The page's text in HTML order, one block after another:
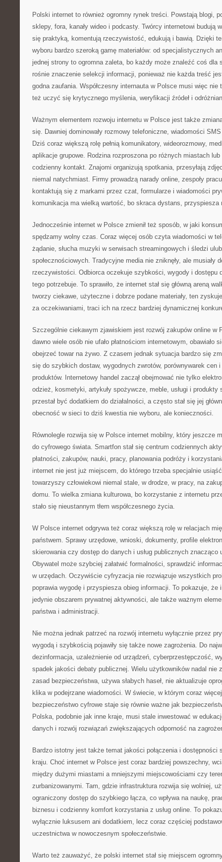
Polski internet to również ogromny rynek treści. Powstają blogi,
sklepy, fora, kanały wideo i podcasty. Twórcy internetowi budują
się praktyką, komentują rzeczywistość, edukują i bawią. Dzięki
wyboru bardzo szeroką gamę materiałów: od specjalistycznych
jednej strony to ogromna zaleta, bo każdy może znaleźć coś dla
rośnie znaczenie selekcji informacji, ponieważ nie każda treść
godna zaufania. Współczesny internauta w Polsce musi więc
też uczyć się krytycznego myślenia, weryfikacji źródeł i
Ważnym elementem rozwoju internetu w Polsce jest także
się. Dawniej dominowały rozmowy telefoniczne, wiadomości
Dziś coraz większą rolę pełnią komunikatory, wideorozmowy,
aplikacje grupowe. Rodzina rozproszona po różnych miastach
codzienny kontakt. Znajomi organizują spotkania, przesyłają
niemal natychmiast. Firmy prowadzą narady online, zespoły
kontaktują się z markami przez czat, formularze i wiadomości
komunikacja ma wielką wartość, bo skraca dystans, przyspiesza
Jednocześnie internet w Polsce zmienił też sposób, w jaki
spędzamy wolny czas. Coraz więcej osób czyta wiadomości w
żądanie, słucha muzyki w serwisach streamingowych i śledzi
społecznościowych. Tradycyjne media nie zniknęły, ale musiały
rzeczywistości. Odbiorca oczekuje szybkości, wygody i dostępu
tego potrzebuje. To sprawiło, że internet stał się główną areną
tworzy ciekawe, użyteczne i dobrze podane materiały, ten
za oczekiwaniami, traci ich na rzecz bardziej dynamicznej
Szczególnie ciekawym zjawiskiem jest rozwój zakupów online w
dawno wiele osób nie ufało płatnościom internetowym, obawiało
obejrzeć towar na żywo. Z czasem jednak sytuacja bardzo się
się do szybkich dostaw, wygodnych zwrotów, porównywarek cen
produktów. Internetowy handel zaczął obejmować nie tylko
odzież, kosmetyki, artykuły spożywcze, meble, usługi i
przestał być dodatkiem do działalności, a często stał się jej
obecność w sieci to dziś kwestia nie wyboru, ale konieczności.
Równolegle rozwija się w Polsce internet mobilny, który jeszcze
do cyfrowego świata. Smartfon stał się centrum codziennych
płatności, zakupów, nauki, pracy, planowania podróży i
internet nie jest już miejscem, do którego trzeba specjalnie
towarzyszy człowiekowi niemal stale, w drodze, w pracy, na
domu. To wielka zmiana kulturowa, bo korzystanie z internetu
stało się nieustannym tłem współczesnego życia.
W Polsce internet odgrywa też coraz większą rolę w relacjach
państwem. Sprawy urzędowe, wnioski, dokumenty, profile
skierowania czy dostęp do danych i usług publicznych znacząco
Obywatel może szybciej załatwić formalności, sprawdzić
w urzędach. Oczywiście cyfryzacja nie rozwiązuje wszystkich
poprawia wygodę i przyspiesza obieg informacji. To pokazuje, że
jedynie obszarem prywatnej aktywności, ale także ważnym
państwa i administracji.
Nie można jednak patrzeć na rozwój internetu wyłącznie przez
wygodą i szybkością pojawiły się także nowe zagrożenia. Do
dezinformacja, uzależnienie od urządzeń, cyberprzestępczość,
spadek jakości debaty publicznej. Wielu użytkowników nadal nie
zasad bezpieczeństwa, używa słabych haseł, nie aktualizuje
klika w podejrzane wiadomości. W świecie, w którym coraz
bezpieczeństwo cyfrowe staje się równie ważne jak
Polska, podobnie jak inne kraje, musi stale inwestować w
danych i rozwój rozwiązań zwiększających odporność na
Bardzo istotny jest także temat jakości połączenia i dostępności
kraju. Choć internet w Polsce jest coraz bardziej powszechny,
między dużymi miastami a mniejszymi miejscowościami czy
zurbanizowanymi. Tam, gdzie infrastruktura rozwija się wolniej,
ograniczony dostęp do szybkiego łącza, co wpływa na naukę,
biznesu i codzienny komfort korzystania z usług online. To
wyłącznie luksusem ani dodatkiem, lecz coraz częściej
uczestnictwa w nowoczesnym społeczeństwie.
Warto też zauważyć, że polski internet stał się miejscem